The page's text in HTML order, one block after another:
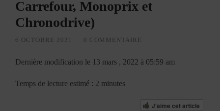
Carrefour, Monoprix et
Chronodrive)
6 OCTOBRE 2021 0 COMMENTAIRE
Dernière modification le 13 mars , 2022 à 05:59 am
Temps de lecture estimé : 2 minutes
J'aime cet article